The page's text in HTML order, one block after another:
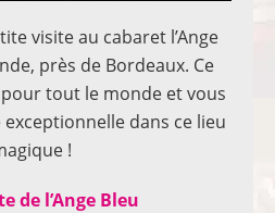
visite au cabaret l’Ange
près de Bordeaux. Ce
tout le monde et vous
dans ce lieu
!
de l’Ange Bleu